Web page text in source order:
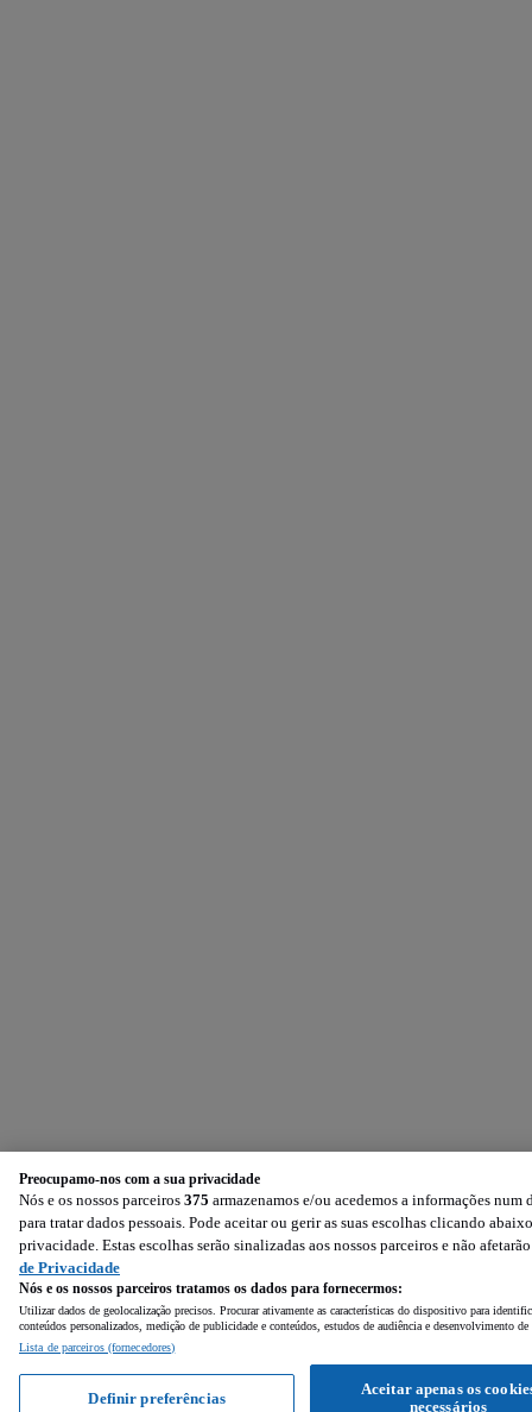
Preocupamo-nos com a sua privacidade
Nós e os nossos parceiros 375 armazenamos e/ou acedemos a informações
para tratar dados pessoais. Pode aceitar ou gerir as suas escolhas clicando
privacidade. Estas escolhas serão sinalizadas aos nossos parceiros e não
de Privacidade
Nós e os nossos parceiros tratamos os dados para fornecermos:
Utilizar dados de geolocalização precisos. Procurar ativamente as características do dispositivo para
conteúdos personalizados, medição de publicidade e conteúdos, estudos de audiência e desenvolvimento de
Lista de parceiros (fornecedores)
Aceitar apenas os
necessários
Definir preferências